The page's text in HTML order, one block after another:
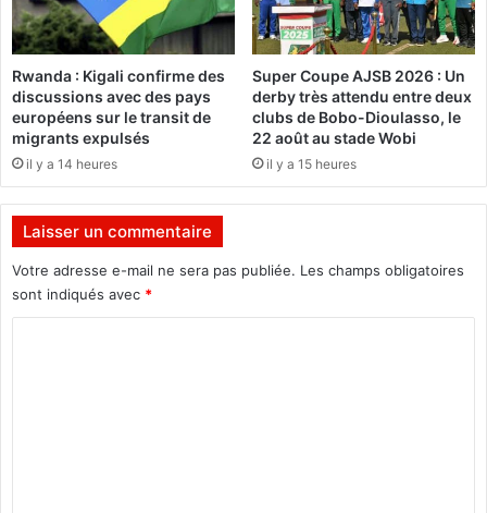
2
5
:
F
l
o
b
y
,
e
n
a
F
a
s
o
e
q
a
r
Rwanda : Kigali confirme des
discussions avec des pays
européens sur le transit de
migrants expulsés
il y a 14 heures
Super Coupe AJSB 2026 : Un
derby très attendu entre deux
clubs de Bobo-Dioulasso, le
22 août au stade Wobi
il y a 15 heures
Laisser un commentaire
Votre adresse e-mail ne sera pas publiée. Les champs obligatoires
sont indiqués avec *